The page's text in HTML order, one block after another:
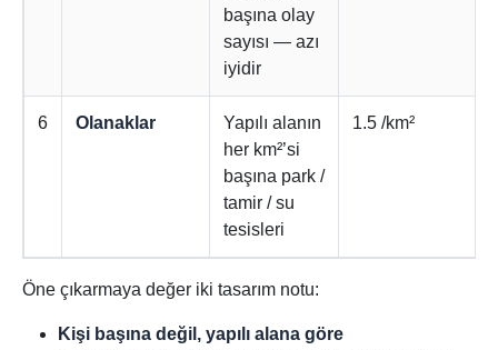
başına olay
sayısı — azı
iyidir
6 Olanaklar
Yapılı alanın
her km²’si
başına park /
tamir / su
tesisleri
1.5 /km²
Öne çıkarmaya değer iki tasarım notu:
Kişi başına değil, yapılı alana göre